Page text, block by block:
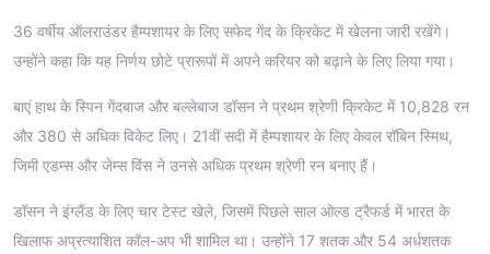
36 वर्षीय ऑलराउंडर हैम्पशायर के लिए सफेद गेंद के क्रिकेट में खेलना जारी रखेंगे।
उन्होंने कहा कि यह निर्णय छोटे प्रारूपों में अपने करियर को बढ़ाने के लिए लिया गया।
बाएं हाथ के स्पिन गेंदबाज और बल्लेबाज डॉसन ने प्रथम श्रेणी क्रिकेट में 10,828 रन
और 380 से अधिक विकेट लिए। 21वीं सदी में हैम्पशायर के लिए केवल रॉबिन स्मिथ,
जिमी एडम्स और जेम्स विंस ने उनसे अधिक प्रथम श्रेणी रन बनाए हैं।
डॉसन ने इंग्लैंड के लिए चार टेस्ट खेले, जिसमें पिछले साल ओल्ड ट्रैफर्ड में भारत के
खिलाफ अप्रत्याशित कॉल-अप भी शामिल था। उन्होंने 17 शतक और 54 अर्धशतक